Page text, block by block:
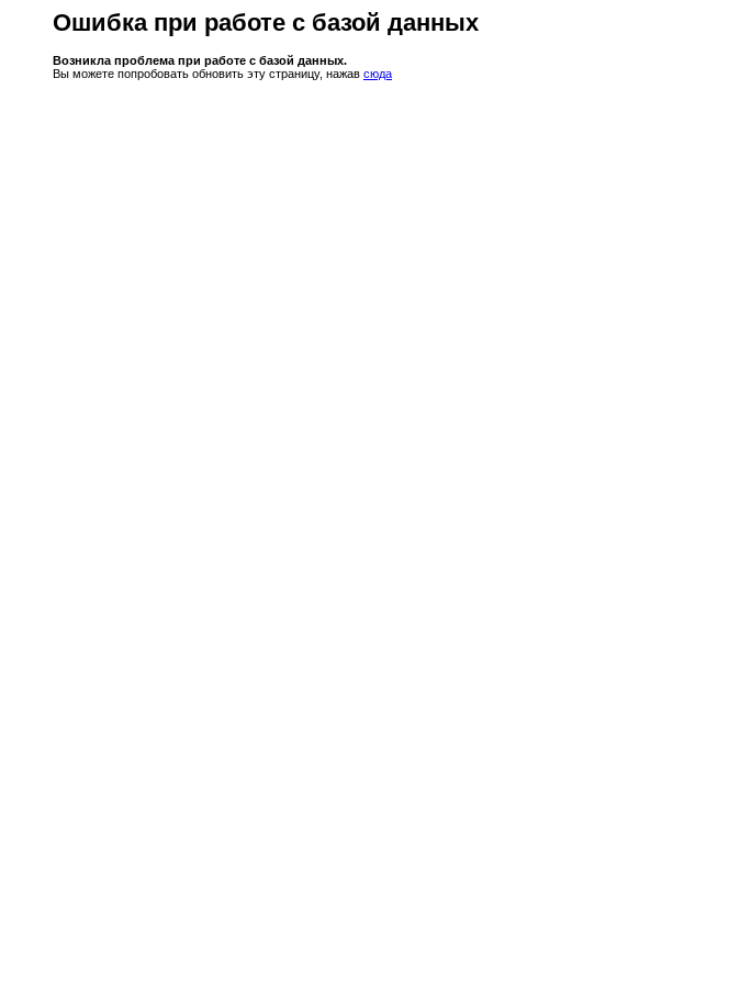
Ошибка при работе с базой данных
Возникла проблема при работе с базой данных.
Вы можете попробовать обновить эту страницу, нажав сюда